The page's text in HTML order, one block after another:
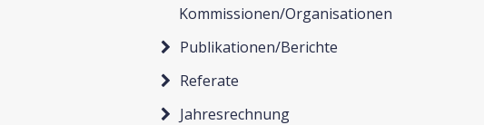
Kommissionen/Organisationen
Publikationen/Berichte
Referate
Jahresrechnung